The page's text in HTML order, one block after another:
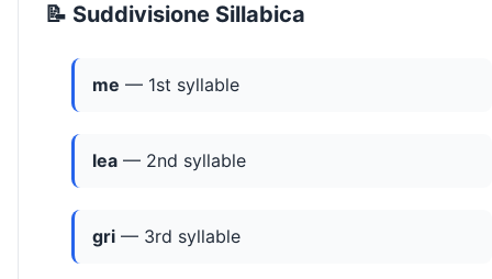
📝 Suddivisione Sillabica
me — 1st syllable
lea — 2nd syllable
gri — 3rd syllable